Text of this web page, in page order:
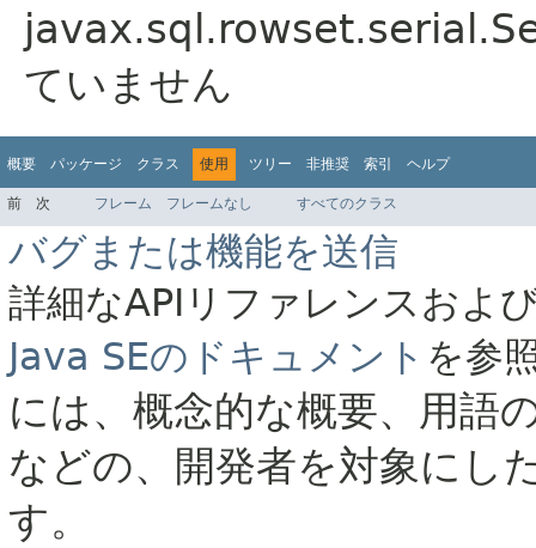
ていません
概要 パッケージ クラス 使用 ツリー 非推奨 索引 ヘルプ
前 次 フレーム フレームなし すべてのクラス
バグまたは機能を送信
詳細なAPIリファレンスおよ
Java SEのドキュメント を参
には、概念的な概要、用語
などの、開発者を対象にし
す。